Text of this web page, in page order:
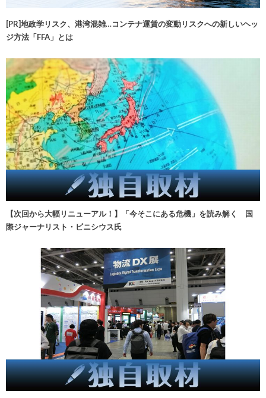
[PR]地政学リスク、港湾混雑…コンテナ運賃の変動リスクへの新しいヘッ
ジ方法「FFA」とは
【次回から大幅リニューアル！】「今そこにある危機」を読み解く 国
際ジャーナリスト・ビニシウス氏